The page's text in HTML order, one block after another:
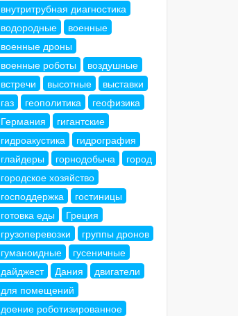
внутритрубная диагностика
водородные
военные
военные дроны
военные роботы
воздушные
встречи
высотные
выставки
газ
геополитика
геофизика
Германия
гигантские
гидроакустика
гидрография
глайдеры
горнодобыча
город
городское хозяйство
господдержка
гостиницы
готовка еды
Греция
грузоперевозки
группы дронов
гуманоидные
гусеничные
дайджест
Дания
двигатели
для помещений
доение роботизированное